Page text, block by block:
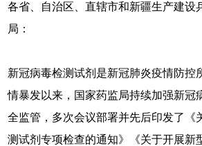
各省、自治区、直辖市和新疆生产建设
局：
新冠病毒检测试剂是新冠肺炎疫情防控
情暴发以来，国家药监局持续加强新冠
全监管，多次会议部署并先后印发了《
测试剂专项检查的通知》《关于开展新